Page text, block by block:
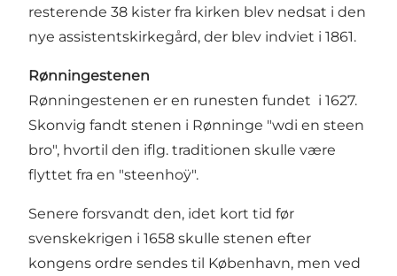
resterende 38 kister fra kirken blev nedsat i den
nye assistentskirkegård, der blev indviet i 1861.
Rønningestenen
Rønningestenen er en runesten fundet i 1627.
Skonvig fandt stenen i Rønninge "wdi en steen
bro", hvortil den iflg. traditionen skulle være
flyttet fra en "steenhoÿ".
Senere forsvandt den, idet kort tid før
svenskekrigen i 1658 skulle stenen efter
kongens ordre sendes til København, men ved